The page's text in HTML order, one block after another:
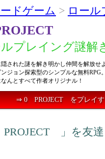
ドゲーム > ロー
プレイング謎解
された謎を解き明かし仲間を解放せ
ジョン探索型のシンプルな無料RPG
んとすべて作者オリジナル！
⇒ 0 PROJECT をプレイ
」を友